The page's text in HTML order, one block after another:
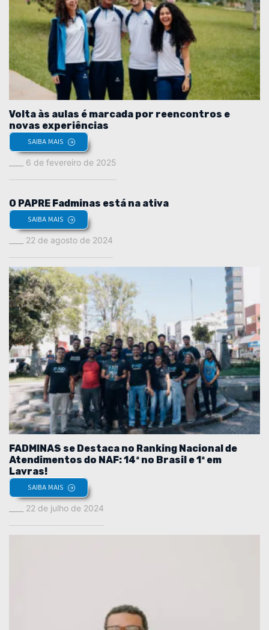
Volta às aulas é marcada por reencontros e
novas experiências
SAIBA MAIS
6 de fevereiro de 2025
O PAPRE Fadminas está na ativa
SAIBA MAIS
22 de agosto de 2024
FADMINAS se Destaca no Ranking Nacional de
Atendimentos do NAF: 14ª no Brasil e 1ª em
Lavras!
SAIBA MAIS
22 de julho de 2024